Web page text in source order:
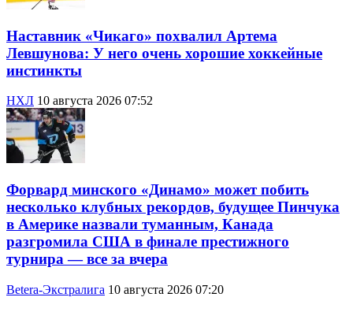
Наставник «Чикаго» похвалил Артема
Левшунова: У него очень хорошие хоккейные
инстинкты
НХЛ 10 августа 2026 07:52
Форвард минского «Динамо» может побить
несколько клубных рекордов, будущее Пинчука
в Америке назвали туманным, Канада
разгромила США в финале престижного
турнира — все за вчера
Betera-Экстралига 10 августа 2026 07:20